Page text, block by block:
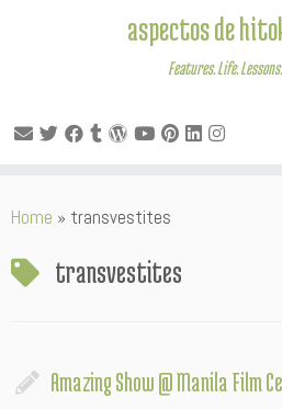
to
aspectos de
Features. Life.
Home » transvestites
transvestites
Amazing Show @ Manila Film